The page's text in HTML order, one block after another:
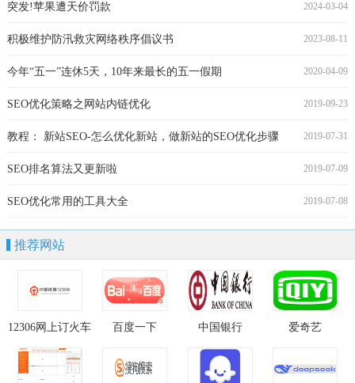
2024-03-04
突发!苹果遭天价罚款
2023-08-11
积极维护防汛救灾网络秩序倡议书
2020-04-09
今年“五一”连休5天，10年来最长的五一假期
2019-09-23
SEO优化策略之网站内链优化
2019-07-31
教程： 新站SEO-怎么优化新站，做新站的SEO优化步骤
2019-07-09
SEO排名算法又更新啦
2019-07-08
SEO优化常用的工具大全
推荐网站
12306网上订火车
票官网
百度一下 中国银行 爱奇艺